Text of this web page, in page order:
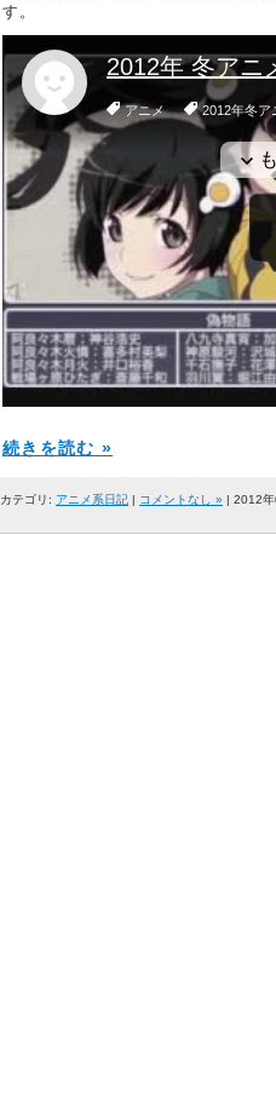
す。
続きを読む »
カテゴリ: アニメ系日記 | コメントなし » | 2012